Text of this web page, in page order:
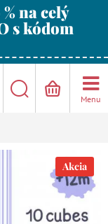
na celý
s kódom
Menu
Akcia